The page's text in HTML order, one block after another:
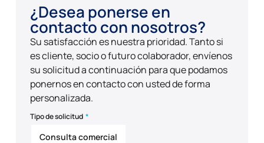
¿Desea ponerse en
contacto con nosotros?
Su satisfacción es nuestra prioridad. Tanto si
es cliente, socio o futuro colaborador, envíenos
su solicitud a continuación para que podamos
ponernos en contacto con usted de forma
personalizada.
Tipo de solicitud *
Consulta comercial